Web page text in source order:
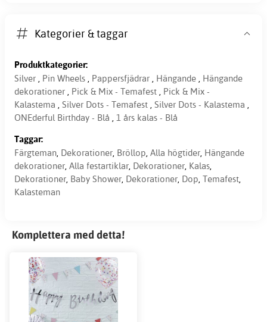
Kategorier & taggar
Produktkategorier:
Silver , Pin Wheels , Pappersfjädrar , Hängande , Hängande
dekorationer , Pick & Mix - Temafest , Pick & Mix -
Kalastema , Silver Dots - Temafest , Silver Dots - Kalastema ,
ONEderful Birthday - Blå , 1 års kalas - Blå
Taggar:
Färgteman, Dekorationer, Bröllop, Alla högtider, Hängande
dekorationer, Alla festartiklar, Dekorationer, Kalas,
Dekorationer, Baby Shower, Dekorationer, Dop, Temafest,
Kalasteman
Komplettera med detta!